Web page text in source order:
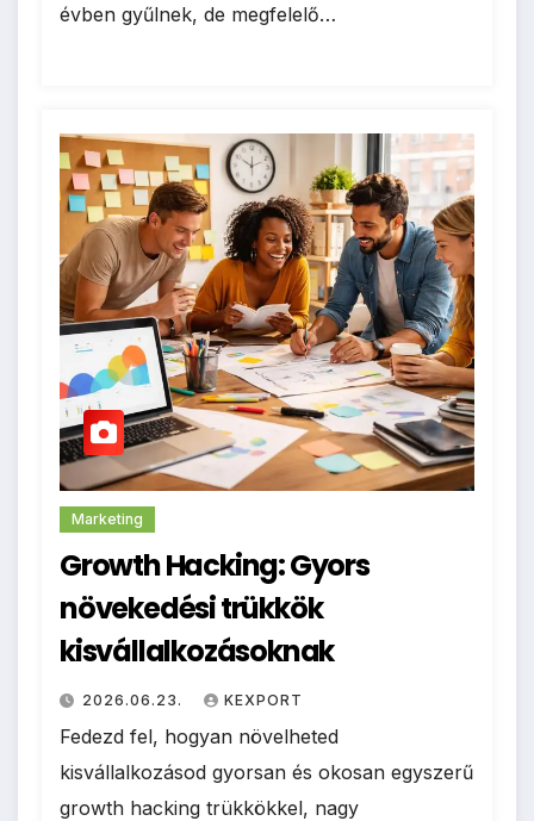
évben gyűlnek, de megfelelő…
Marketing
Growth Hacking: Gyors
növekedési trükkök
kisvállalkozásoknak
2026.06.23. KEXPORT
Fedezd fel, hogyan növelheted
kisvállalkozásod gyorsan és okosan egyszerű
growth hacking trükkökkel, nagy